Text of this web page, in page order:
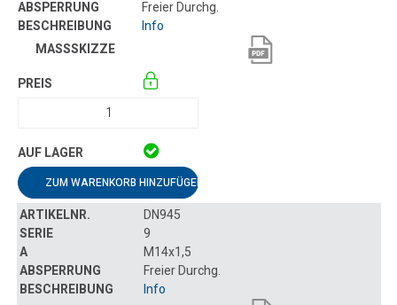
Freier Durchg.
Info
ZUM WARENKORB HINZUFÜGEN
DN945
9
M14x1,5
Freier Durchg.
Info